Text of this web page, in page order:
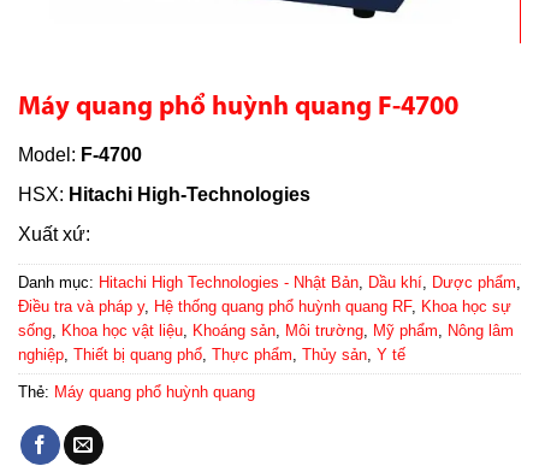
Máy quang phổ huỳnh quang F-4700
Model: F-4700
HSX: Hitachi High-Technologies
Xuất xứ:
Danh mục: Hitachi High Technologies - Nhật Bản Dầu khí Dược phẩm
Điều tra và pháp y, Hệ thống quang phổ huỳnh quang RF, Khoa học sự
sống Khoa học vật liệu Khoáng sản Môi trường Mỹ phẩm
Nông lâm
nghiệp Thiết bị quang phổ Thực phẩm Thủy sản Y tế
Thẻ: Máy quang phổ huỳnh quang